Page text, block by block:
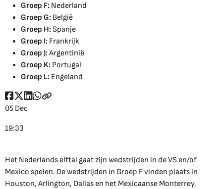
Groep F: Nederland
Groep G: België
Groep H:Spanje
Groep I: Frankrijk
Groep J:Argentinië
Groep K: Portugal
Groep L: Engeland
05 Dec
19:33
Het Nederlands elftal gaat zijn wedstrijden in de VS en/of
Mexico spelen. De wedstrijden in Groep F vinden plaats in
Houston, Arlington, Dallas en het Mexicaanse Monterrey.